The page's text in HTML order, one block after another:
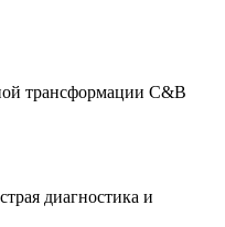
трансформации C&B
диагностика и